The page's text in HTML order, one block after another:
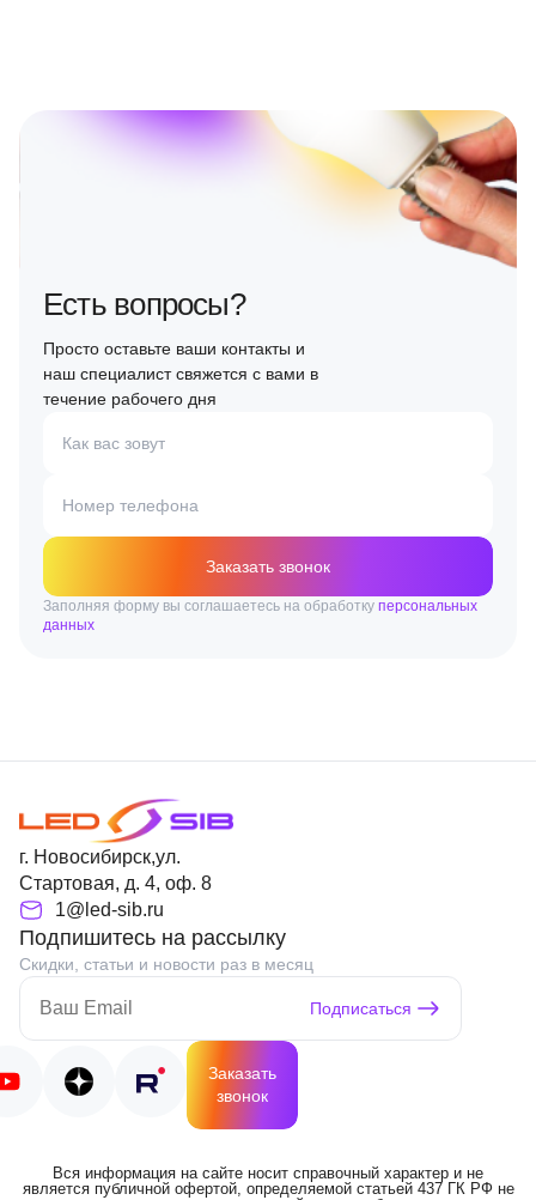
Есть вопросы?
Просто оставьте ваши контакты и
наш специалист свяжется с вами в
течение рабочего дня
Как вас зовут
Номер телефона
Заказать звонок
Заполняя форму вы соглашаетесь на обработку персональных
данных
г. Новосибирск,ул.
Стартовая, д. 4, оф. 8
1@led-sib.ru
Подпишитесь на рассылку
Скидки, статьи и новости раз в месяц
Подписаться
Заказать
звонок
Вся информация на сайте носит справочный характер и не
является публичной офертой, определяемой статьей 437 ГК РФ не